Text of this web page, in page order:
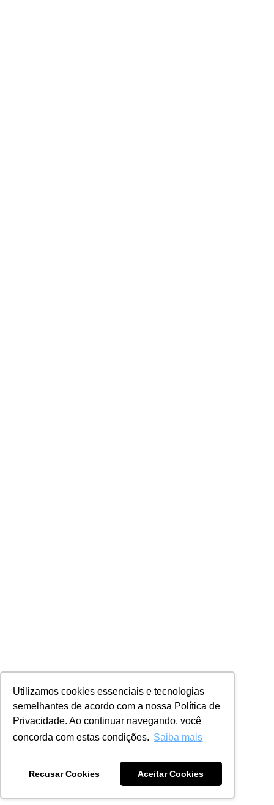
Utilizamos cookies essenciais e tecnologias
semelhantes de acordo com a nossa Política de
Privacidade. Ao continuar navegando, você
concorda com estas condições. Saiba mais
Recusar Cookies Aceitar Cookies